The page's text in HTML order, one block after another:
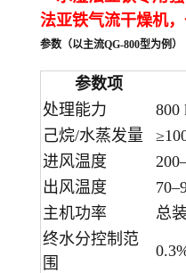
法亚铁气流干燥机，
参数（以主流QG-800型为例）
参数项
处理能力
800
己烷/水蒸发量
进风温度
出风温度
主机功率
总
终水分控制范
围